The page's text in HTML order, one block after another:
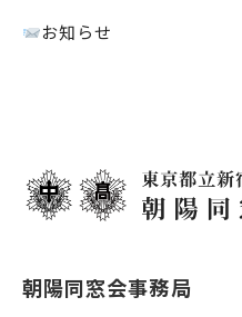
お知らせ
朝陽同窓会事務局